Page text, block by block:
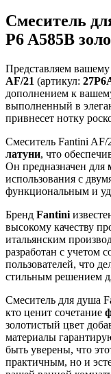
Смеситель
P6 A585B
Представляем
AF/21 (артикул:
дополнением к
выполненный в
привнесет нотку
Смеситель Fantini AF/
латуни, что
Он предназначен для
использования с
функциональным и
Бренд Fantini
высокому качеству
итальянским
разработан с учетом
пользователей, что
стильным решением
Смеситель для душа
кто ценит сочетание
золотистый цвет
материалы
быть уверены, что
практичным, но и